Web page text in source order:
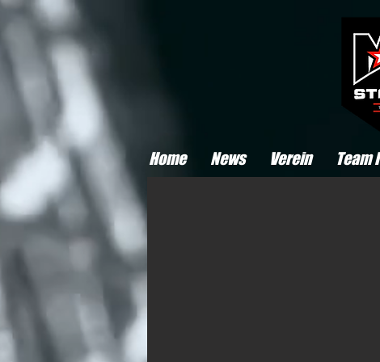
Home News Verein Team I